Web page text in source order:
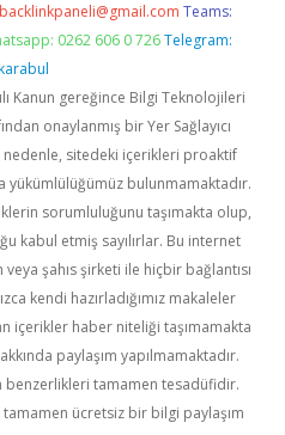
backlinkpaneli@gmail.com Teams:
0262 606 0 726 Telegram:
Kanun gereğince Bilgi Teknolojileri
onaylanmış bir Yer Sağlayıcı
sitedeki içerikleri proaktif
yükümlülüğümüz bulunmamaktadır.
sorumluluğunu taşımakta olup,
kabul etmiş sayılırlar. Bu internet
şahıs şirketi ile hiçbir bağlantısı
kendi hazırladığımız makaleler
içerikler haber niteliği taşımamakta
paylaşım yapılmamaktadır.
benzerlikleri tamamen tesadüfidir.
tamamen ücretsiz bir bilgi paylaşım